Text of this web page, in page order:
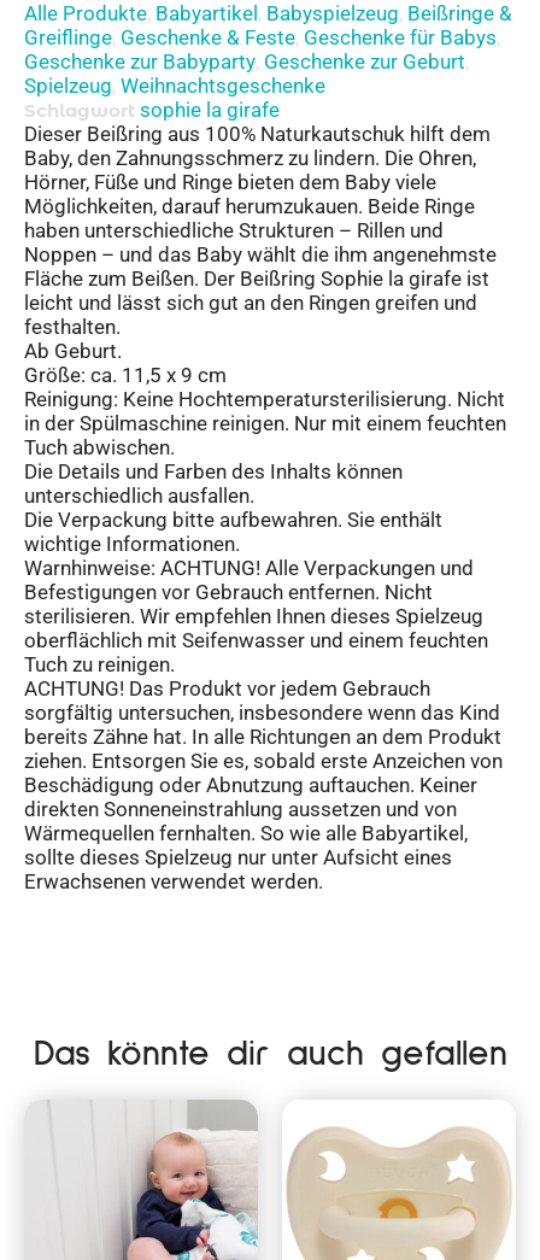
Alle Produkte, Babyartikel , Babyspielzeug, Beißringe &
Greiflinge, Geschenke & Feste, Geschenke für Babys,
Geschenke zur Babyparty, Geschenke zur Geburt,
Spielzeug, Weihnachtsgeschenke
Schlagwort sophie la girafe
Dieser Beißring aus 100% Naturkautschuk hilft dem
Baby, den Zahnungsschmerz zu lindern. Die Ohren,
Hörner, Füße und Ringe bieten dem Baby viele
Möglichkeiten, darauf herumzukauen. Beide Ringe
haben unterschiedliche Strukturen – Rillen und
Noppen – und das Baby wählt die ihm angenehmste
Fläche zum Beißen. Der Beißring Sophie la girafe ist
leicht und lässt sich gut an den Ringen greifen und
festhalten.
Ab Geburt.
Größe: ca. 11,5 x 9 cm
Reinigung: Keine Hochtemperatursterilisierung. Nicht
in der Spülmaschine reinigen. Nur mit einem feuchten
Tuch abwischen.
Die Details und Farben des Inhalts können
unterschiedlich ausfallen.
Die Verpackung bitte aufbewahren. Sie enthält
wichtige Informationen.
Warnhinweise: ACHTUNG! Alle Verpackungen und
Befestigungen vor Gebrauch entfernen. Nicht
sterilisieren. Wir empfehlen Ihnen dieses Spielzeug
oberflächlich mit Seifenwasser und einem feuchten
Tuch zu reinigen.
ACHTUNG! Das Produkt vor jedem Gebrauch
sorgfältig untersuchen, insbesondere wenn das Kind
bereits Zähne hat. In alle Richtungen an dem Produkt
ziehen. Entsorgen Sie es, sobald erste Anzeichen von
Beschädigung oder Abnutzung auftauchen. Keiner
direkten Sonneneinstrahlung aussetzen und von
Wärmequellen fernhalten. So wie alle Babyartikel,
sollte dieses Spielzeug nur unter Aufsicht eines
Erwachsenen verwendet werden.
Das könnte dir auch gefallen